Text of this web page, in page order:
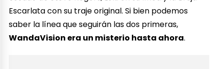
Escarlata con su traje original. Si bien podemos
saber la línea que seguirán las dos primeras,
WandaVision era un misterio hasta ahora.